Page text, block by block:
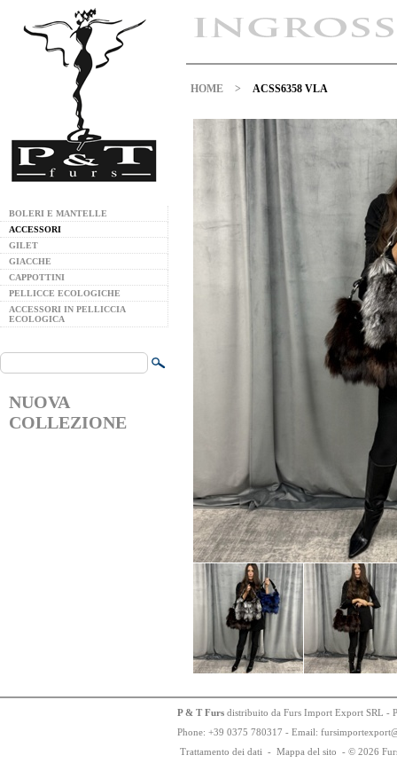
BOLERI E MANTELLE
ACCESSORI
GILET
GIACCHE
CAPPOTTINI
PELLICCE ECOLOGICHE
ACCESSORI IN PELLICCIA
ECOLOGICA
NUOVA
COLLEZIONE
HOME > ACSS6358 VLA
P & T Furs distribuito da Furs Import Export SRL -
Phone: +39 0375 780317 - Email: fursimportexport
Trattamento dei dati - Mappa del sito - © 2026